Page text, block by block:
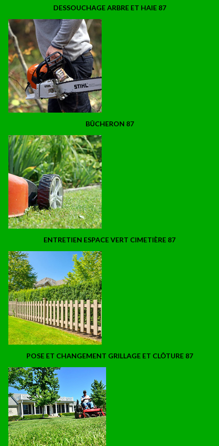
DESSOUCHAGE ARBRE ET HAIE 87
BÛCHERON 87
ENTRETIEN ESPACE VERT CIMETIÈRE 87
POSE ET CHANGEMENT GRILLAGE ET CLÔTURE 87